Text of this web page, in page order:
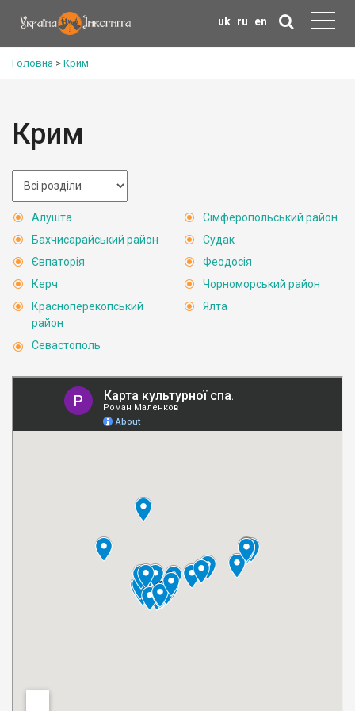
uk ru en
Головна > Крим
Крим
Алушта
Бахчисарайський район
Євпаторія
Керч
Красноперекопський
район
Севастополь
Сімферопольський район
Судак
Феодосія
Чорноморський район
Ялта